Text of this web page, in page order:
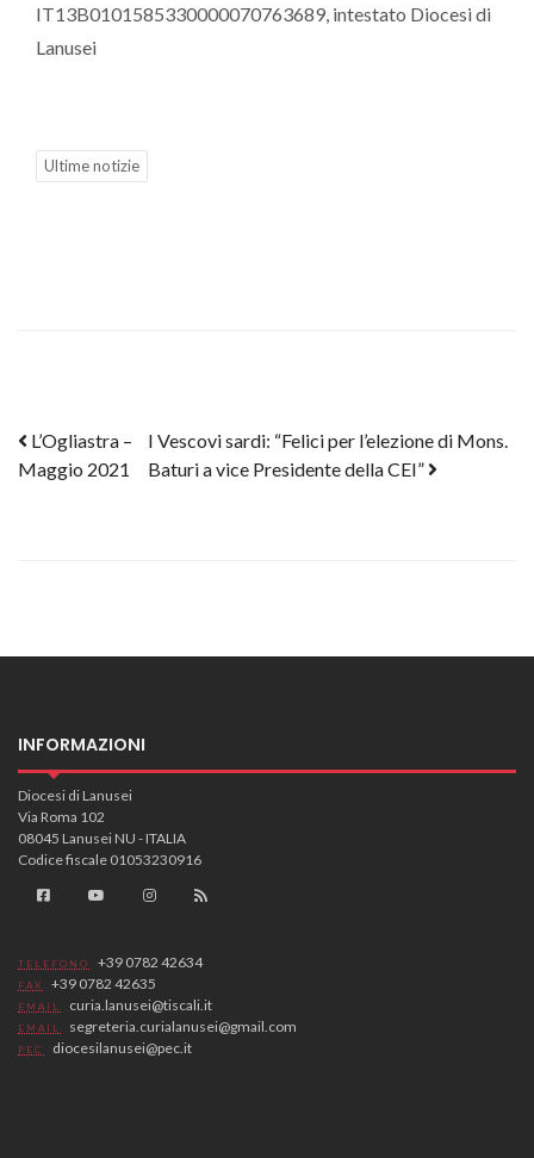
IT13B0101585330000070763689, intestato Diocesi di
Lanusei
Ultime notizie
Post navigation
L’Ogliastra –
Maggio 2021
I Vescovi sardi: “Felici per l’elezione di Mons.
Baturi a vice Presidente della CEI”
INFORMAZIONI
Diocesi di Lanusei
Via Roma 102
08045 Lanusei NU - ITALIA
Codice fiscale 01053230916
TELEFONO +39 0782 42634
FAX +39 0782 42635
EMAIL curia.lanusei@tiscali.it
EMAIL segreteria.curialanusei@gmail.com
PEC diocesilanusei@pec.it